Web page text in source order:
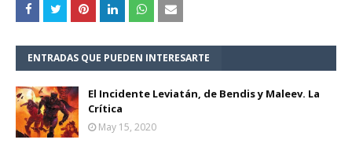
ENTRADAS QUE PUEDEN INTERESARTE
El Incidente Leviatán, de Bendis y Maleev. La
Crítica
May 15, 2020